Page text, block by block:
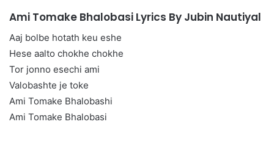
Ami Tomake Bhalobasi Lyrics By Jubin Nautiyal
Aaj bolbe hotath keu eshe
Hese aalto chokhe chokhe
Tor jonno esechi ami
Valobashte je toke
Ami Tomake Bhalobashi
Ami Tomake Bhalobasi